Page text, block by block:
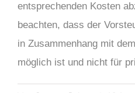
entsprechenden Kosten
beachten, dass der
in Zusammenhang mit
möglich ist und nicht für